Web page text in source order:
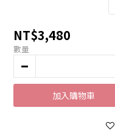
NT$3,480
數量
加入購物車